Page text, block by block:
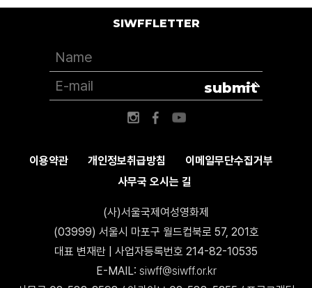
이용약관 개인정보취급방침
이메일무단수집거부
사무국 오시는 길
(사)서울국제여성영화제
(03999) 서울시 마포구 월드컵북로 57, 201호
대표 변재란 | 사업자등록번호 214-82-10535
E-MAIL: siwff@siwff.or.kr
SIWFFLETTER
submit